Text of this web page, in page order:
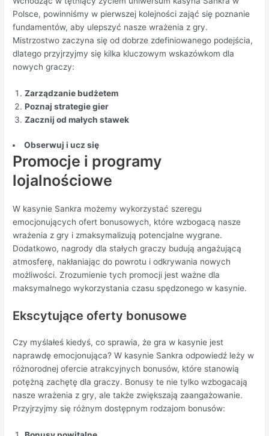
Polsce, powinniśmy w pierwszej kolejności zająć się poznanie
fundamentów, aby ulepszyć nasze wrażenia z gry.
Mistrzostwo zaczyna się od dobrze zdefiniowanego podejścia,
dlatego przyjrzyjmy się kilka kluczowym wskazówkom dla
nowych graczy:
Zarządzanie budżetem
Poznaj strategie gier
Zacznij od małych stawek
Obserwuj i ucz się
Promocje i programy
lojalnościowe
W kasynie Sankra możemy wykorzystać szeregu
emocjonujących ofert bonusowych, które wzbogacą nasze
wrażenia z gry i zmaksymalizują potencjalne wygrane.
Dodatkowo, nagrody dla stałych graczy budują angażującą
atmosferę, nakłaniając do powrotu i odkrywania nowych
możliwości. Zrozumienie tych promocji jest ważne dla
maksymalnego wykorzystania czasu spędzonego w kasynie.
Ekscytujące oferty bonusowe
Czy myślałeś kiedyś, co sprawia, że gra w kasynie jest
naprawdę emocjonująca? W kasynie Sankra odpowiedź leży w
różnorodnej ofercie atrakcyjnych bonusów, które stanowią
potężną zachętę dla graczy. Bonusy te nie tylko wzbogacają
nasze wrażenia z gry, ale także zwiększają zaangażowanie.
Przyjrzyjmy się różnym dostępnym rodzajom bonusów: